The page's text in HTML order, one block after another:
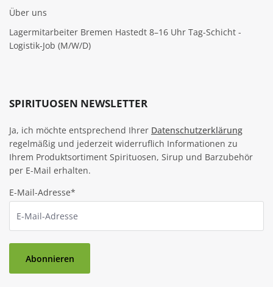
Über uns
Lagermitarbeiter Bremen Hastedt 8–16 Uhr Tag-Schicht -
Logistik-Job (M/W/D)
SPIRITUOSEN NEWSLETTER
Ja, ich möchte entsprechend Ihrer Datenschutzerklärung
regelmäßig und jederzeit widerruflich Informationen zu
Ihrem Produktsortiment Spirituosen, Sirup und Barzubehör
per E-Mail erhalten.
E-Mail-Adresse*
Abonnieren